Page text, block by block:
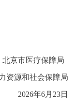
京市医疗保障局
资源和社会保障局
2026年6月23日